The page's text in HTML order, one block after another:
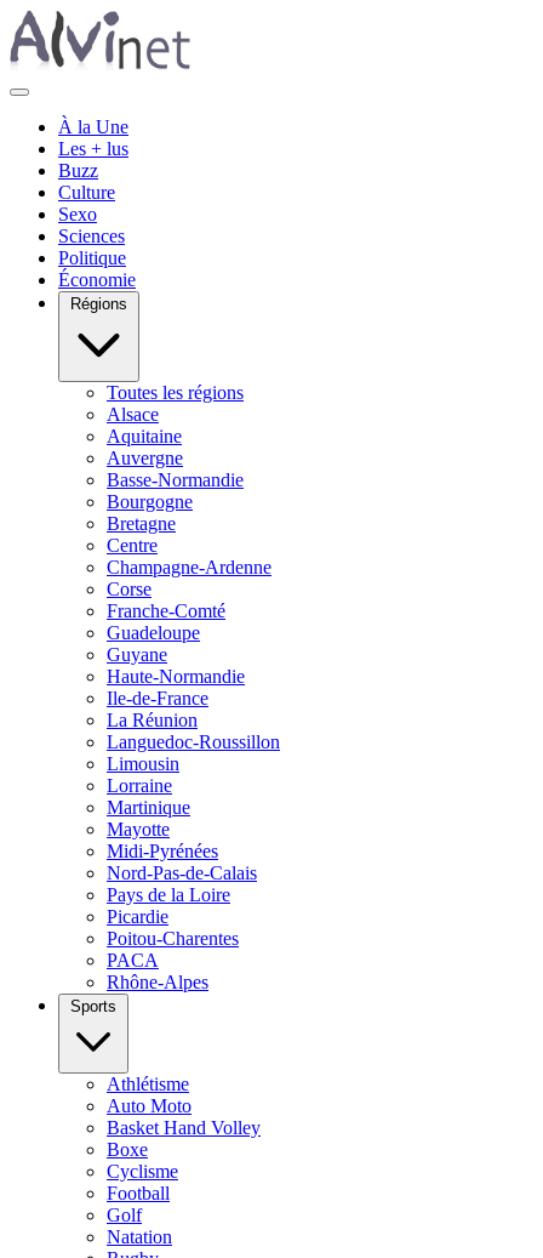
À la Une
Les + lus
Buzz
Culture
Sexo
Sciences
Politique
Économie
Régions
Toutes les régions
Alsace
Aquitaine
Auvergne
Basse-Normandie
Bourgogne
Bretagne
Centre
Champagne-Ardenne
Corse
Franche-Comté
Guadeloupe
Guyane
Haute-Normandie
Ile-de-France
La Réunion
Languedoc-Roussillon
Limousin
Lorraine
Martinique
Mayotte
Midi-Pyrénées
Nord-Pas-de-Calais
Pays de la Loire
Picardie
Poitou-Charentes
PACA
Rhône-Alpes
Sports
Athlétisme
Auto Moto
Basket Hand Volley
Boxe
Cyclisme
Football
Golf
Natation